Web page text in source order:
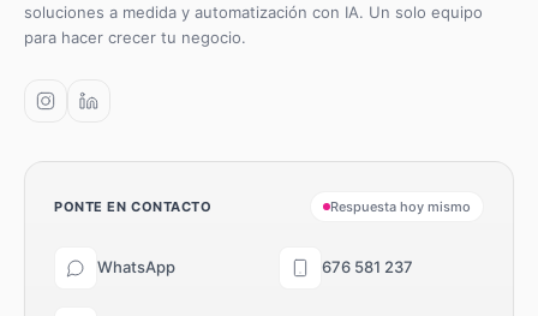
soluciones a medida y automatización con IA. Un solo equipo
para hacer crecer tu negocio.
PONTE EN CONTACTO Respuesta hoy mismo
WhatsApp 676 581 237